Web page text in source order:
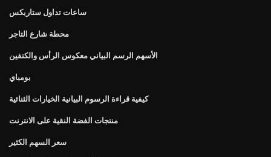
ساعات تداول ستاربكس
محطة شارع التاجر
الأسهم الرسم البياني معكوس الرأس والكتفين
بومباي
كيفية قراءة الرسوم البيانية الخيارات الثنائية
منتجات الفضة النقية على الانترنت
سعر السهم الكثير